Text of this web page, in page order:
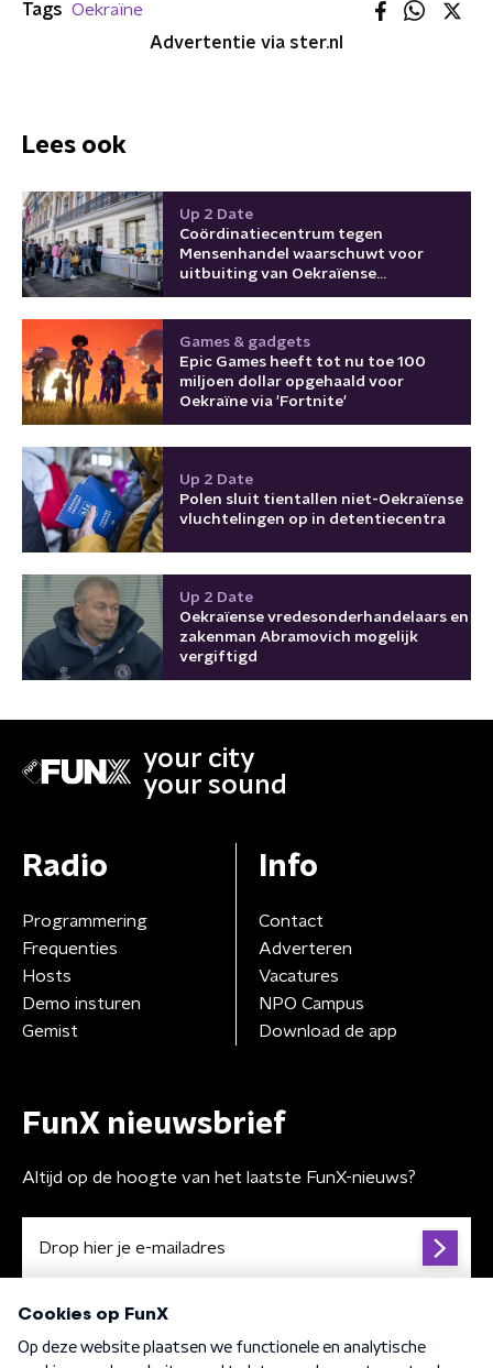
Tags Oekraïne
Advertentie via ster.nl
Lees ook
Up 2 Date
Coördinatiecentrum tegen
Mensenhandel waarschuwt voor
uitbuiting van Oekraïense
Games & gadgets
Epic Games heeft tot nu toe 100
miljoen dollar opgehaald voor
Oekraïne via 'Fortnite'
Up 2 Date
Polen sluit tientallen niet-Oekraïense
vluchtelingen op in detentiecentra
Up 2 Date
Oekraïense vredesonderhandelaars en
zakenman Abramovich mogelijk
vergiftigd
your city
your sound
Radio
Programmering
Frequenties
Hosts
Demo insturen
Gemist
Info
Contact
Adverteren
Vacatures
NPO Campus
Download de app
FunX nieuwsbrief
Altijd op de hoogte van het laatste FunX-nieuws?